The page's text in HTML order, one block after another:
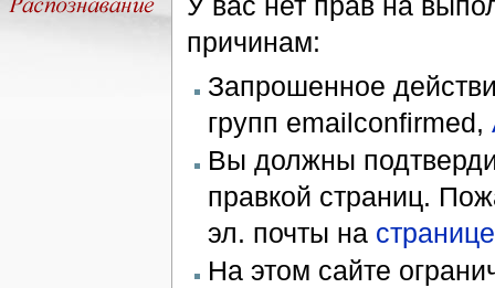
причинам:
Запрошенное
групп emailconfirmed,
Вы должны
правкой страниц.
эл. почты на
На этом сайте